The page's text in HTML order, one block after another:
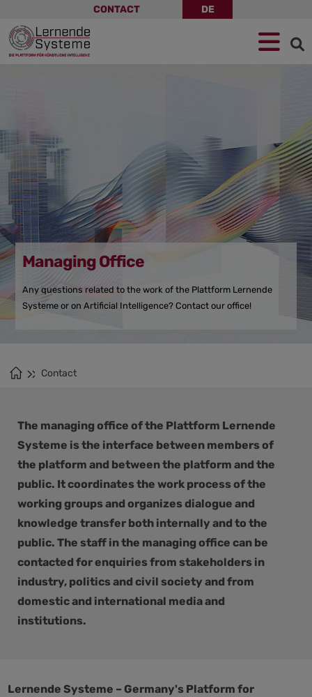
to
navigation
to
main
content
to
footer
CONTACT DE
Managing Office
Any questions related to the work of the Plattform Lernende
Systeme or on Artificial Intelligence? Contact our office!
Contact
The managing office of the Plattform Lernende
Systeme is the interface between members of
the platform and between the platform and the
public. It coordinates the work process of the
working groups and organizes dialogue and
knowledge transfer both internally and to the
public. The staff in the managing office can be
contacted for enquiries from stakeholders in
industry, politics and civil society and from
domestic and international media and
institutions.
Lernende Systeme – Germany's Platform for